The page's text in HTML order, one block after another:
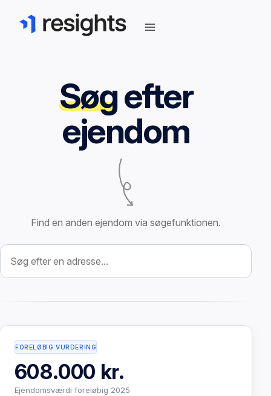
Søgefter
ejendom
Find en anden ejendom via søgefunktionen.
Søg efter ejendom
FORELØBIG VURDERING
608.000 kr.
Ejendomsværdi foreløbig 2025